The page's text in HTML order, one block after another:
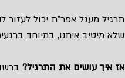
תרגיל מעגל אפר”ת יכול לעזור
שלא מיטיב איתנו, במיוחד
אז איך עושים את התרגיל?